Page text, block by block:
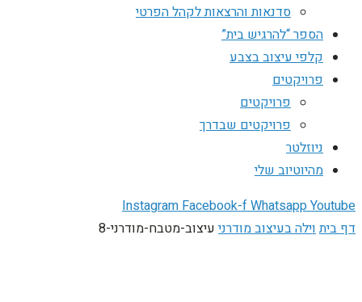
סדנאות והרצאות לקהל הפרטי
הספר “להרגיש בית”
קלפי עיצוב בצבע
פרויקטים
פרויקטים
פרויקטים שבדרך
ניוזלטר
מהיוטיוב שלי
InstagramFacebook-fWhatsappYoutube
דף ביתוילה בעיצוב מודרני עיצוב-מטבח-מודרני-8